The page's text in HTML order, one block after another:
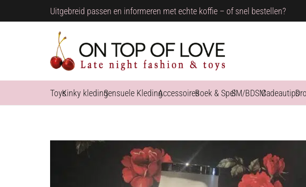
Uitgebreid passen en informeren met echte koffie – of snel bestellen?
ToysKinky kledingSensuele KledingAccessoiresBoek & SpelSM/BDSMCadeautips